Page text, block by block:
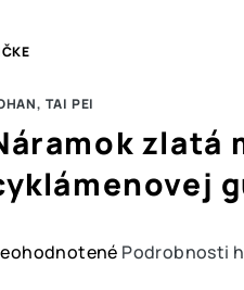
TAI PEI
zlatá
Podrobnosti